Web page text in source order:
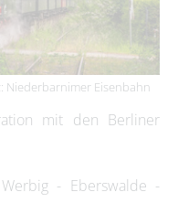
Niederbarnimer Eisenbahn
mit den Berliner
- Eberswalde -